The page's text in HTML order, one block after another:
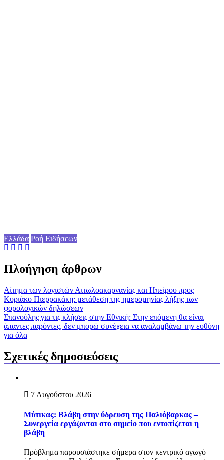
Ελλάδα Ροή Ειδήσεων
Πλοήγηση άρθρων
Aίτημα των λογιστών Αιτωλοακαρνανίας και Ηπείρου προς
Κυριάκο Πιερρακάκη: μετάθεση της ημερομηνίας λήξης των
φορολογικών δηλώσεων
Σπανούλης για τις κλήσεις στην Εθνική: Στην επόμενη θα είναι
άπαντες παρόντες, δεν μπορώ συνέχεια να αναλαμβάνω την ευθύνη
για όλα
Σχετικές δημοσιεύσεις
7 Αυγούστου 2026
Mύτικας: Βλάβη στην ύδρευση της Παλιόβαρκας –
Συνεργεία εργάζονται στο σημείο που εντοπίζεται η
βλάβη
Πρόβλημα παρουσιάστηκε σήμερα στον κεντρικό αγωγό